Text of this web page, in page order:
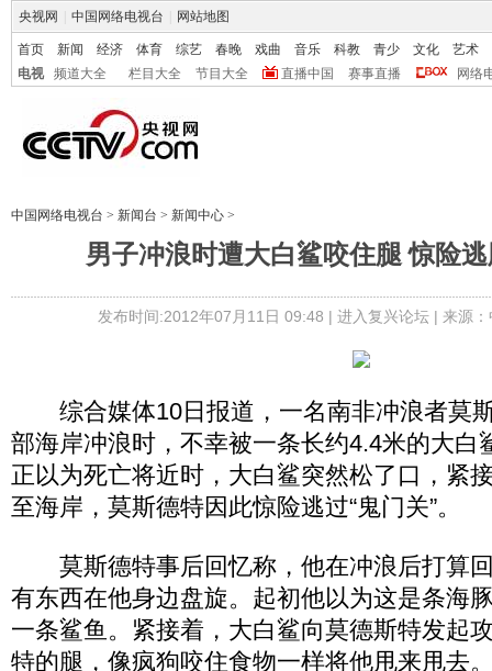
央视网 中国网络电视台 网站地图
首页 新闻 经济 体育 综艺 春晚 戏曲 音乐 科教 青少 文化
艺术
电视
频道大全 栏目大全 节目大全 直播中国 赛事直播 网络
中国网络电视台 > 新闻台 > 新闻中心 >
男子冲浪时遭大白鲨咬住腿 惊险
发布时间:2012年07月11日 09:48 | 进入复兴论坛| 来源
综合媒体10日报道，一名南非冲浪者莫
部海岸冲浪时，不幸被一条长约4.4米的大白
正以为死亡将近时，大白鲨突然松了口，紧
至海岸，莫斯德特因此惊险逃过“鬼门关”。
莫斯德特事后回忆称，他在冲浪后打算
有东西在他身边盘旋。起初他以为这是条海
一条鲨鱼。紧接着，大白鲨向莫德斯特发起
特的腿，像疯狗咬住食物一样将他甩来甩去